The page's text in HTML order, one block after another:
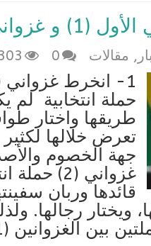
, مقالات 0
حملة انتخابية
طريقها واختار
تعرض خلالها
جهة الخصوم
قائدها وربان
ويختار رجالها.